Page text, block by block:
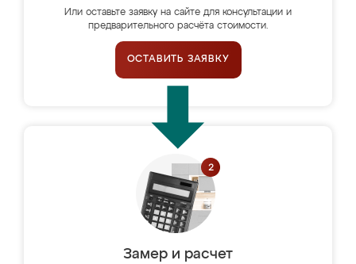
Или оставьте заявку на сайте для консультации и
предварительного расчёта стоимости.
ОСТАВИТЬ ЗАЯВКУ
Замер и расчет